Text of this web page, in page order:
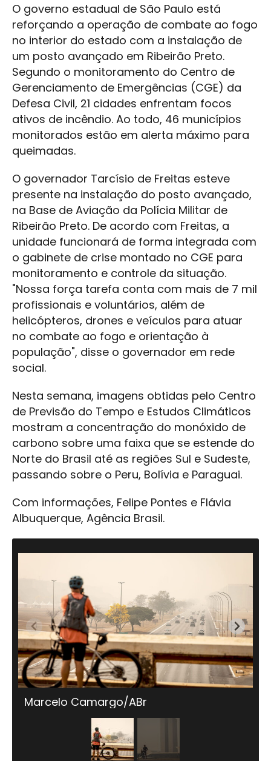
O governo estadual de São Paulo está
reforçando a operação de combate ao fogo
no interior do estado com a instalação de
um posto avançado em Ribeirão Preto.
Segundo o monitoramento do Centro de
Gerenciamento de Emergências (CGE) da
Defesa Civil, 21 cidades enfrentam focos
ativos de incêndio. Ao todo, 46 municípios
monitorados estão em alerta máximo para
queimadas.
O governador Tarcísio de Freitas esteve
presente na instalação do posto avançado,
na Base de Aviação da Polícia Militar de
Ribeirão Preto. De acordo com Freitas, a
unidade funcionará de forma integrada com
o gabinete de crise montado no CGE para
monitoramento e controle da situação.
"Nossa força tarefa conta com mais de 7 mil
profissionais e voluntários, além de
helicópteros, drones e veículos para atuar
no combate ao fogo e orientação à
população", disse o governador em rede
social.
Nesta semana, imagens obtidas pelo Centro
de Previsão do Tempo e Estudos Climáticos
mostram a concentração do monóxido de
carbono sobre uma faixa que se estende do
Norte do Brasil até as regiões Sul e Sudeste,
passando sobre o Peru, Bolívia e Paraguai.
Com informações, Felipe Pontes e Flávia
Albuquerque, Agência Brasil.
Marcelo Camargo/ABr